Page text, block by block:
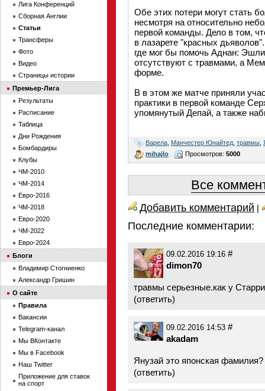
Обе этих потери могут стать
несмотря на относительно
первой команды. Дело в том,
в лазарете "красных
где мог бы помочь Аднан:
отсутствуют с травмами, а
форме.
В в этом же матче приняли
практики в первой команде
упомянутый Депай, а также
Варела Манчестер Юнайтед травмы
mihajlo
Просмотров: 5000
Все
Добавить комментарий |
Последние комментарии:
09.02.2016 19:16 #
dimon70
травмы серьезные.как у
(ответить)
09.02.2016 14:53 #
akadam
Янузай это японская фамилия?
(ответить)
Лига Конференций
Сборная Англии
Статьи
Трансферы
Фото
Видео
Страницы истории
Премьер-Лига
Результаты
Расписание
Таблица
Дни Рождения
Бомбардиры
Клубы
ЧМ-2010
ЧМ-2014
Евро-2016
ЧМ-2018
Евро-2020
ЧМ-2022
Евро-2024
Блоги
Владимир Стогниенко
Александр Гришин
О сайте
Правила
Вакансии
Telegram-канал
Мы ВКонтакте
Мы в Facebook
Наш Twitter
Приложение для ставок
на спорт